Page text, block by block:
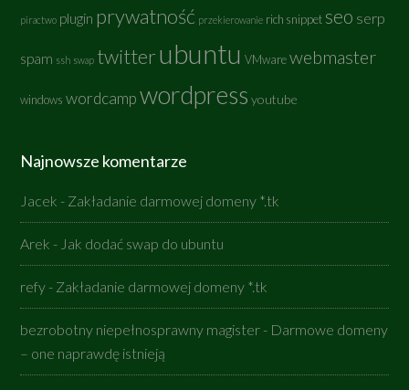
piractwo plugin prywatność przekierowanie rich snippet seo serp
spam ssh swap twitterubuntu VMware webmaster
windows wordcamp wordpress youtube
Najnowsze komentarze
Jacek - Zakładanie darmowej domeny *.tk
Arek - Jak dodać swap do ubuntu
refy - Zakładanie darmowej domeny *.tk
bezrobotny niepełnosprawny magister - Darmowe domeny
– one naprawdę istnieją